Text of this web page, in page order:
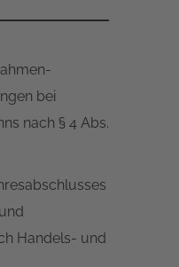
bei
nach § 4 Abs.
Handels- und